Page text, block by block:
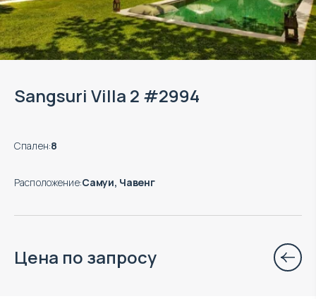
Sangsuri Villa 2 #2994
Спален:8
Расположение:Самуи, Чавенг
Цена по запросу